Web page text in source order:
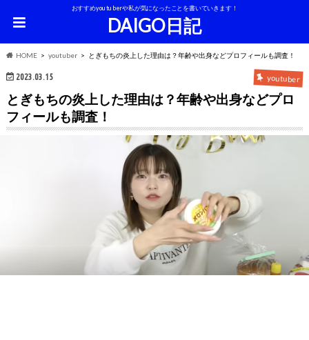
おすすめyoutuberや私が気になったことを書いていきます！
DAIGO日記
HOME youtuber とぎもちの炎上した理由は？年齢や出身などプロフィールも調査！
2023.03.15 youtuber
とぎもちの炎上した理由は？年齢や出身などプロ
フィールも調査！